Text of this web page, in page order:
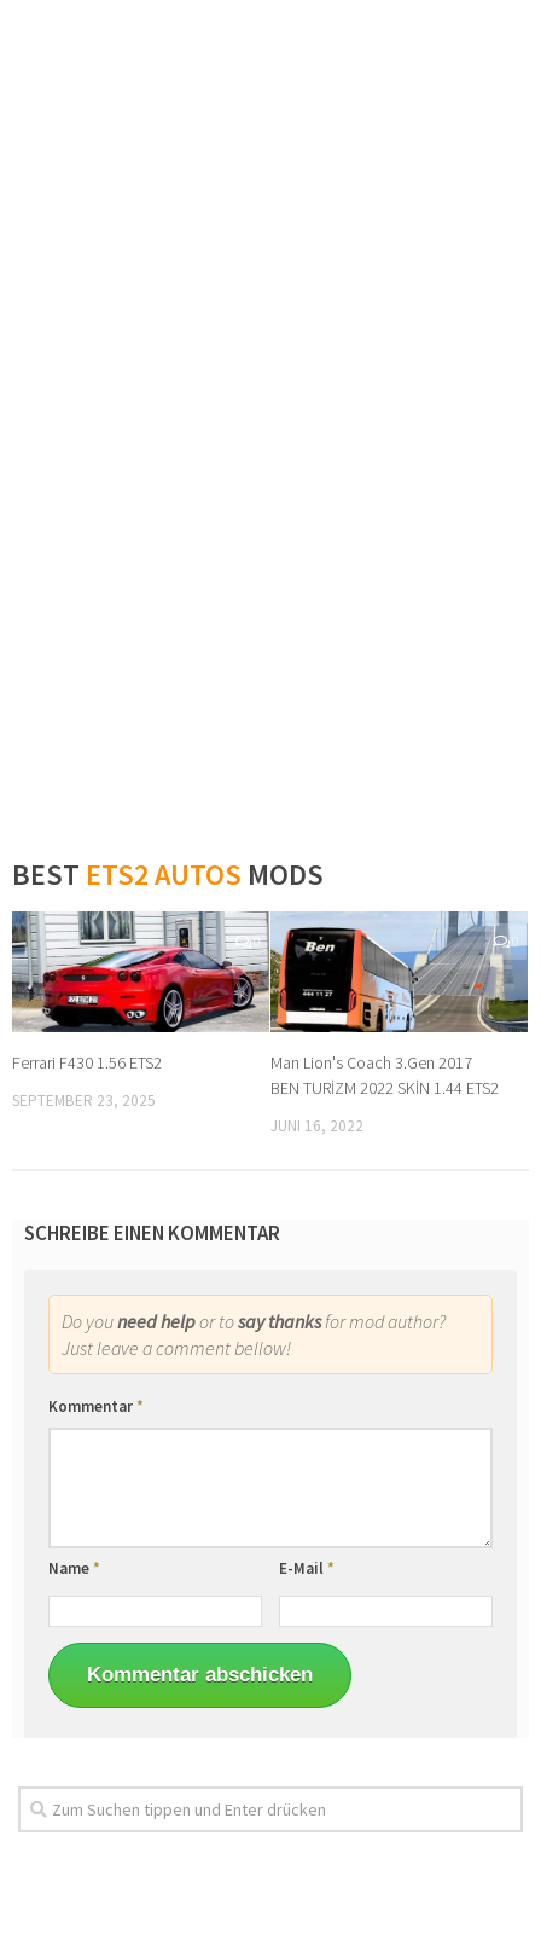
BEST ETS2 AUTOS MODS
0
Ferrari F430 1.56 ETS2
SEPTEMBER 23, 2025
0
Man Lion's Coach 3.Gen 2017
BEN TURİZM 2022 SKİN 1.44 ETS2
JUNI 16, 2022
SCHREIBE EINEN KOMMENTAR
Do youneed helpor tosay thanksfor mod author?
Just leave a comment bellow!
Kommentar*
Name* E-Mail*